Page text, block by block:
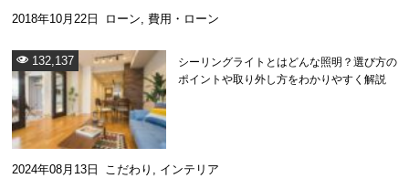
2018年10月22日 ローン, 費用・ローン
シーリングライトとはどんな照明？選び方の
ポイントや取り外し方をわかりやすく解説
132,137
2024年08月13日 こだわり インテリア